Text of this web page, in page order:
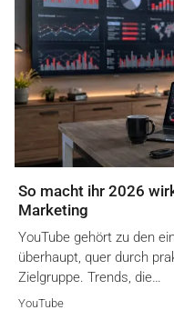
So macht ihr 2026
Marketing
YouTube gehört zu den
überhaupt, quer durch
Zielgruppe. Trends, die…
YouTube